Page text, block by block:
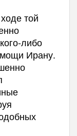
той
либо
Ирану.